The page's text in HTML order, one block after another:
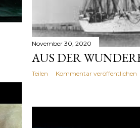
November 30, 2020
AUS DER
Teilen Kommentar veröffentlichen